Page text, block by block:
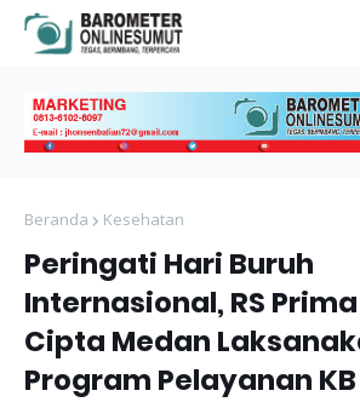
Beranda Kesehatan
Peringati Hari Buruh
Internasional, RS
Cipta Medan
Program Pelayanan